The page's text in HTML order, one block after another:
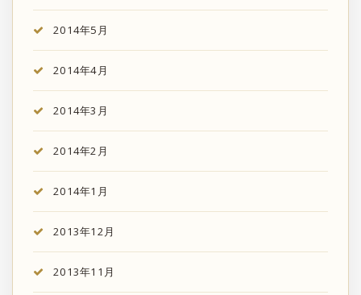
2014年5月
2014年4月
2014年3月
2014年2月
2014年1月
2013年12月
2013年11月